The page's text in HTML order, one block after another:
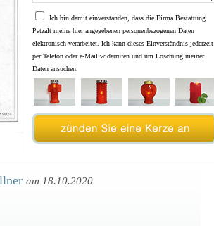
Ich bin damit einverstanden, dass die Firma Bestattung
Patzalt meine hier angegebenen personenbezogenen Daten
elektronisch verarbeitet. Ich kann dieses Einverständnis jederzeit
per Telefon oder e-Mail widerrufen und um Löschung meiner
Daten ansuchen.
am 18.10.2020